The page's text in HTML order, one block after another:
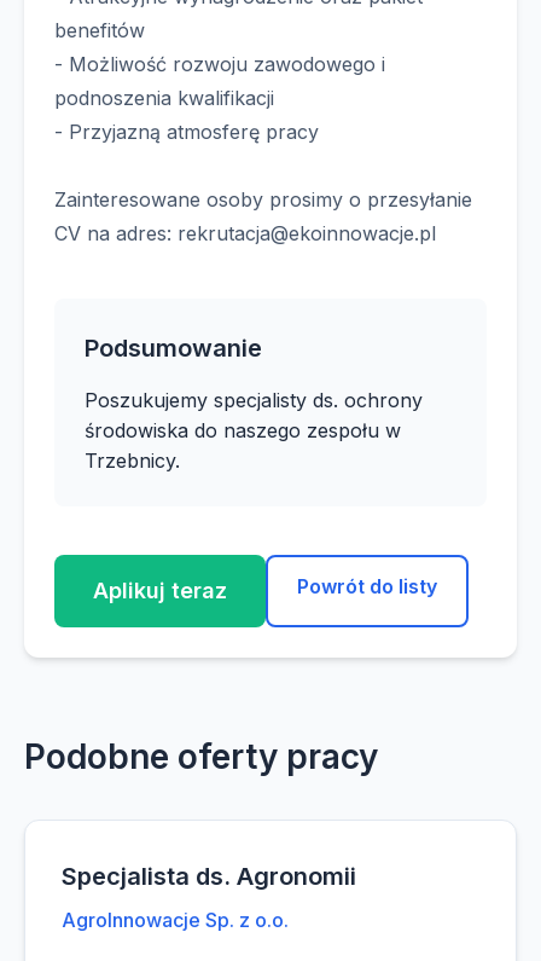
benefitów
- Możliwość rozwoju zawodowego i
podnoszenia kwalifikacji
- Przyjazną atmosferę pracy
Zainteresowane osoby prosimy o przesyłanie
CV na adres: rekrutacja@ekoinnowacje.pl
Podsumowanie
Poszukujemy specjalisty ds. ochrony
środowiska do naszego zespołu w
Trzebnicy.
Aplikuj teraz Powrót do listy
Podobne oferty pracy
Specjalista ds. Agronomii
AgroInnowacje Sp. z o.o.